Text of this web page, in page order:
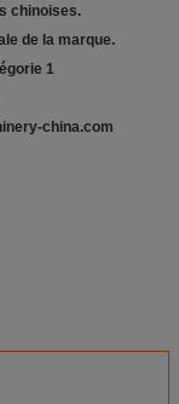
chinoises.
de la marque.
1
china.com